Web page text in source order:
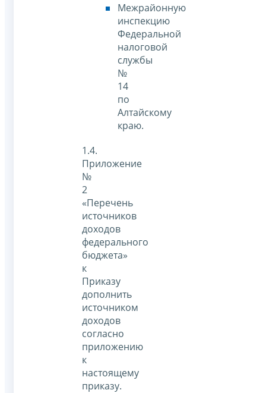
Межрайонную
инспекцию
Федеральной
налоговой
службы
№
14
по
Алтайскому
краю.
1.4.
Приложение
№
2
«Перечень
источников
доходов
федерального
бюджета»
к
Приказу
дополнить
источником
доходов
согласно
приложению
к
настоящему
приказу.